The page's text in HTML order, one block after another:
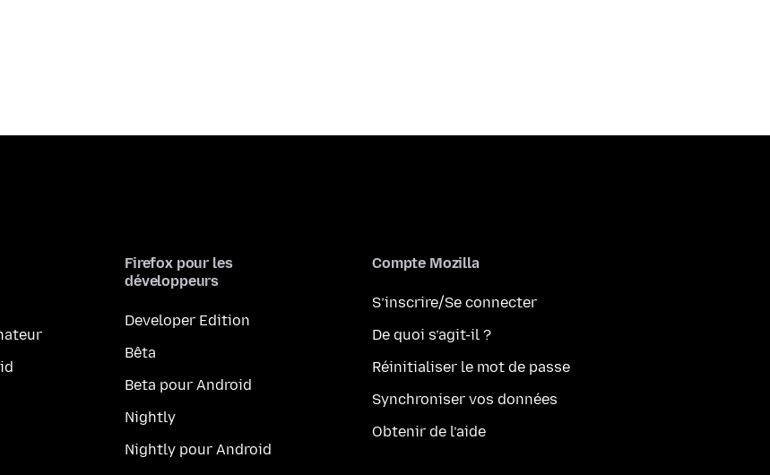
Firefox pour les
développeurs
Developer Edition
Bêta
Beta pour Android
Nightly
Nightly pour Android
Compte Mozilla
S’inscrire/Se connecter
De quoi s’agit-il ?
Réinitialiser le mot de passe
Synchroniser vos données
Obtenir de l’aide